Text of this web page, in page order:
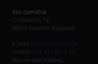
Seu operativa
C/ Indústria, 16
08202 Sabadell (Espanya)
E-mail: cequip@cequip.net
Telèfon: +34 93 745 78 10
Descarregar catàleg